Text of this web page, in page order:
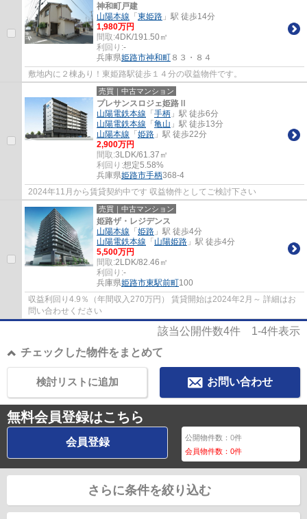
神和町戸建
山陽本線 「東姫路 」駅 徒歩14分
1,980万円
間取:4DK/191.50㎡
利回り:-
兵庫県姫路市神和町 ８３・８４
敷地内に２棟あり！東姫路駅徒歩１４分の収益物件です。
売買｜中古マンション
プレサンスロジェ姫路Ⅱ
山陽電鉄本線 「手柄 」駅 徒歩6分
山陽電鉄本線 「亀山 」駅 徒歩13分
山陽本線 「姫路 」駅 徒歩22分
2,900万円
間取:3LDK/61.37㎡
利回り:想定5.58%
兵庫県姫路市手柄368-4
2024年11月から賃貸契約中です 収益物件としてご検討下さい
売買｜中古マンション
姫路ザ・レジデンス
山陽本線 「姫路 」駅 徒歩4分
山陽電鉄本線 「山陽姫路 」駅 徒歩4分
5,500万円
間取:2LDK/82.46㎡
利回り:-
兵庫県姫路市東駅前町100
収益利回り4.9％（年間収入270万円） 賃貸開始は2024年2月～ 詳細はお
問い合わせください
該当公開件数4件 1-4件表示
チェックした物件をまとめて
お問い合わせ
検討リストに追加
無料会員登録はこちら
会員登録 公開物件数：0件
会員物件数：0件
さらに条件を絞り込む